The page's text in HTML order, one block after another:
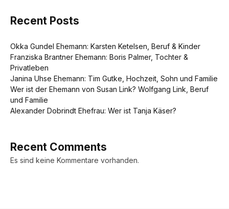
Recent Posts
Okka Gundel Ehemann: Karsten Ketelsen, Beruf & Kinder
Franziska Brantner Ehemann: Boris Palmer, Tochter &
Privatleben
Janina Uhse Ehemann: Tim Gutke, Hochzeit, Sohn und Familie
Wer ist der Ehemann von Susan Link? Wolfgang Link, Beruf
und Familie
Alexander Dobrindt Ehefrau: Wer ist Tanja Käser?
Recent Comments
Es sind keine Kommentare vorhanden.